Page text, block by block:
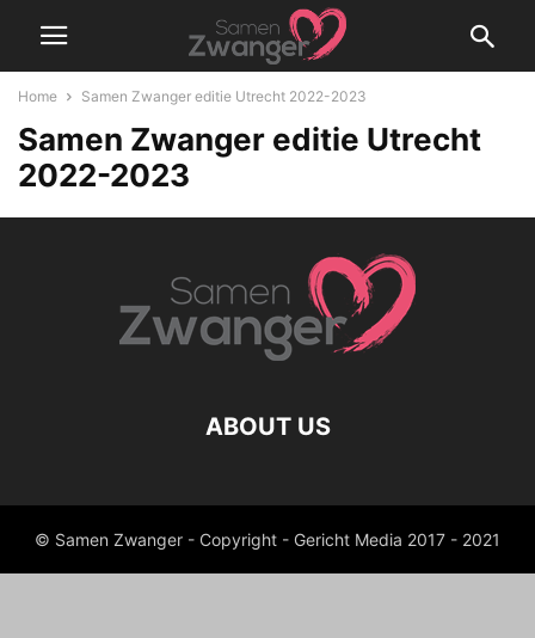
Home Samen Zwanger editie Utrecht 2022-2023
Samen Zwanger editie Utrecht
2022-2023
ABOUT US
© Samen Zwanger - Copyright - Gericht Media 2017 - 2021